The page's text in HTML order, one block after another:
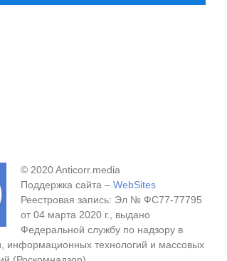
© 2020 Anticorr.media
Поддержка сайта – WebSites
Реестровая запись: Эл № ФС77-77795
от 04 марта 2020 г., выдано
Федеральной службу по надзору в
информационных технологий и массовых